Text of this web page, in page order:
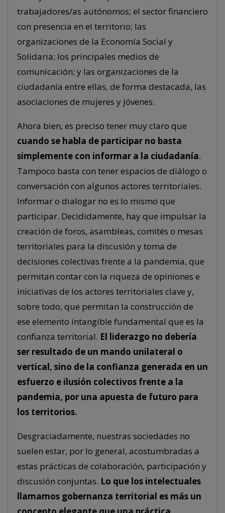
trabajadores/as autónomos; el sector financiero
con presencia en el territorio; las
organizaciones de la Economía Social y
Solidaria; los principales medios de
comunicación; y las organizaciones de la
ciudadanía entre ellas, de forma destacada, las
asociaciones de mujeres y jóvenes.
Ahora bien, es preciso tener muy claro que
cuando se habla de participar no basta
simplemente con informar a la ciudadanía.
Tampoco basta con tener espacios de diálogo o
conversación con algunos actores territoriales.
Informar o dialogar no es lo mismo que
participar. Decididamente, hay que impulsar la
creación de foros, asambleas, comités o mesas
territoriales para la discusión y toma de
decisiones colectivas frente a la pandemia, que
permitan contar con la riqueza de opiniones e
iniciativas de los actores territoriales clave y,
sobre todo, que permitan la construcción de
ese elemento intangible fundamental que es la
confianza territorial. El liderazgo no debería
ser resultado de un mando unilateral o
vertical, sino de la confianza generada en un
esfuerzo e ilusión colectivos frente a la
pandemia, por una apuesta de futuro para
los territorios.
Desgraciadamente, nuestras sociedades no
suelen estar, por lo general, acostumbradas a
estas prácticas de colaboración, participación y
discusión conjuntas. Lo que los intelectuales
llamamos gobernanza territorial es más un